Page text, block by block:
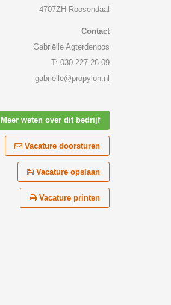
4707ZH Roosendaal
Contact
Gabriëlle Agterdenbos
T: 030 227 26 09
gabrielle@propylon.nl
Meer weten over dit bedrijf
Vacature doorsturen
Vacature opslaan
Vacature printen